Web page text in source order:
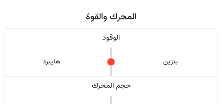
المحرك والقوة
الوقود
بنزين هايبرد
حجم المحرك